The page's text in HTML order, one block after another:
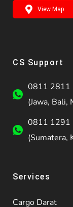
View Map
CS Support
0811 2811
(Jawa, Bali,
0811 1291
(Sumatera,
Services
Cargo Darat